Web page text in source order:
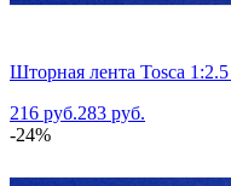
Шторная лента Tosca
216 руб.283 руб.
-24%